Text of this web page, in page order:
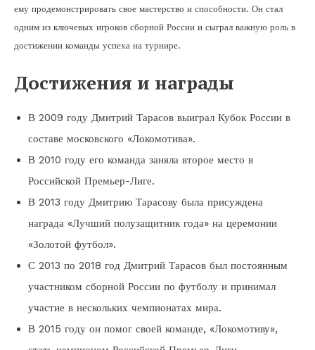
ему продемонстрировать свое мастерство и способности. Он стал
одним из ключевых игроков сборной России и сыграл важную роль в
достижении команды успеха на турнире.
Достижения и награды
В 2009 году Дмитрий Тарасов выиграл Кубок России в
составе московского «Локомотива».
В 2010 году его команда заняла второе место в
Российской Премьер-Лиге.
В 2013 году Дмитрию Тарасову была присуждена
награда «Лучший полузащитник года» на церемонии
«Золотой футбол».
С 2013 по 2018 год Дмитрий Тарасов был постоянным
участником сборной России по футболу и принимал
участие в нескольких чемпионатах мира.
В 2015 году он помог своей команде, «Локомотиву»,